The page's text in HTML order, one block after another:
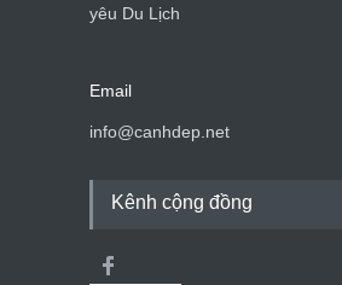
yêu Du Lịch
Email
info@canhdep.net
Kênh cộng đồng